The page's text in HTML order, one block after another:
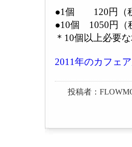
●1個 120円（税
●10個 1050円（
＊10個以上必要
2011年のカフェ
投稿者：